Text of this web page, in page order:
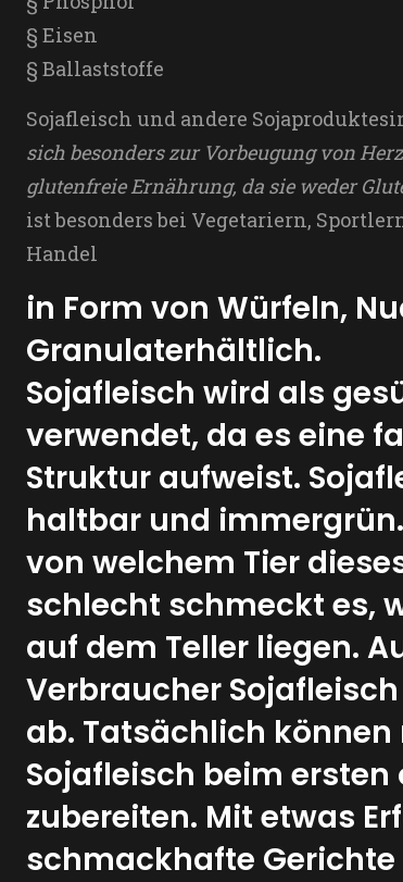
§ Eisen
§ Ballaststoffe
Sojafleisch und andere
sich besonders zur Vorbeugungvon
glutenfreie Ernährung, da sie weder
ist besonders bei Vegetariern,
Handel
in Form von Würfeln,
Granulaterhältlich.
Sojafleisch wird als
verwendet, da es eine
Struktur aufweist.
haltbar und
von welchem Tier
schlecht schmeckt es,
auf dem Teller liegen.
Verbraucher
ab. Tatsächlich
Sojafleisch beim ersten
zubereiten. Mit etwas
schmackhafte